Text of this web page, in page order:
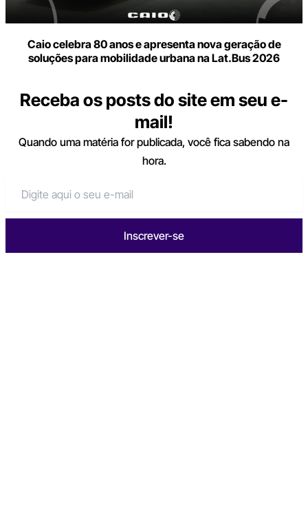
Caio celebra 80 anos e apresenta nova geração de
soluções para mobilidade urbana na Lat.Bus 2026
Receba os posts do site em seu e-
mail!
Quando uma matéria for publicada, você fica sabendo na
hora.
Inscrever-se